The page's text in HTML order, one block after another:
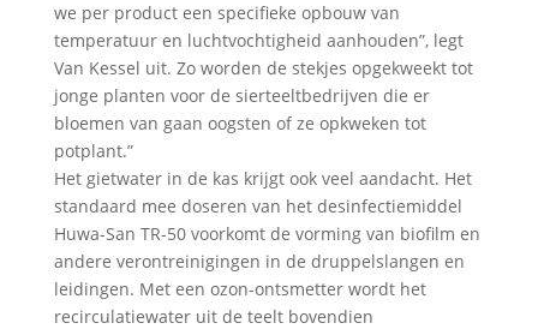
we per product een specifieke opbouw van
temperatuur en luchtvochtigheid aanhouden”, legt
Van Kessel uit. Zo worden de stekjes opgekweekt tot
jonge planten voor de sierteeltbedrijven die er
bloemen van gaan oogsten of ze opkweken tot
potplant.”
Het gietwater in de kas krijgt ook veel aandacht. Het
standaard mee doseren van het desinfectiemiddel
Huwa-San TR-50 voorkomt de vorming van biofilm en
andere verontreinigingen in de druppelslangen en
leidingen. Met een ozon-ontsmetter wordt het
recirculatiewater uit de teelt bovendien